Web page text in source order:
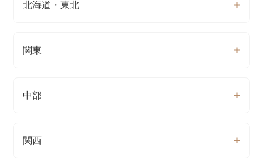
北海道・東北
関東
中部
関西